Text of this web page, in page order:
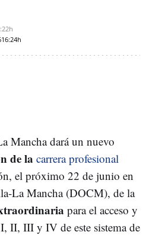
16:24h
Mancha dará un nuevo
de la carrera profesional
el próximo 22 de junio en
La Mancha (DOCM), de la
para el acceso y
II, III y IV de este sistema de